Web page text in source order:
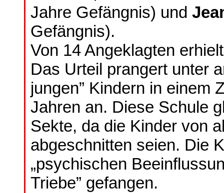
Jahre Gefängnis) und
Gefängnis).
Von 14 Angeklagten
Das Urteil prangert unter
jungen” Kindern in einem
Jahren an. Diese Schule
Sekte, da die Kinder von
abgeschnitten seien. Die
„psychischen
Triebe” gefangen.